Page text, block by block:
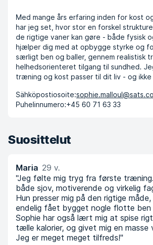
Med mange års erfaring inden for kost
har jeg set, hvor stor en forskel
de rigtige vaner kan gøre - både fysisk
hjælper dig med at opbygge styrke og
særligt ben og baller, gennem realistisk
helhedsorienteret tilgang til sundhed.
træning og kost passer til dit liv - og ikke
Sähköpostiosoite:
Puhelinnumero:+45 60 71 63 33
Suosittelut
Maria 29 v.
"Jeg følte mig tryg fra første
både sjov, motiverende og virkelig
Hun presser mig på den rigtige
endelig fået bygget nogle flotte ben
Sophie har også lært mig at spise
tælle kalorier, og givet mig en masse
Jeg er meget meget tilfreds!"